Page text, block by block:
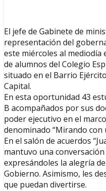
El jefe de Gabinete de
representación del
este miércoles al mediodía
de alumnos del Colegio
situado en el Barrio
Capital.
En esta oportunidad 43
B acompañados por sus
poder ejecutivo en el
denominado “Mirando con
En el salón de acuerdos
mantuvo una
expresándoles la alegría
Gobierno. Asimismo, les
que puedan divertirse.